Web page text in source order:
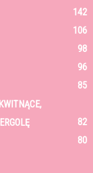
142
106
98
96
85
82
80